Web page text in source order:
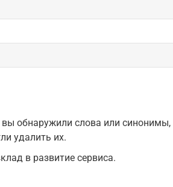
обнаружили слова или
удалить их.
в развитие сервиса.